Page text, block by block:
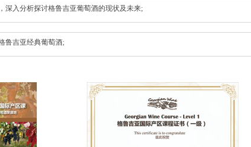
深入分析探讨格鲁吉亚葡萄酒的现状及未来;
鲁吉亚经典葡萄酒;